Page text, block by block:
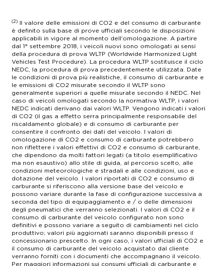
(2) Il valore delle emissioni di CO2 e del consumo di carburante
è definito sulla base di prove ufficiali secondo le disposizioni
applicabili in vigore al momento dell'omologazione. A partire
dal 1° settembre 2018, i veicoli nuovi sono omologati ai sensi
della procedura di prova WLTP (Worldwide Harmonized Light
Vehicles Test Procedure). La procedura WLTP sostituisce il ciclo
NEDC, la procedura di prova precedentemente utilizzata. Date
le condizioni di prova più realistiche, il consumo di carburante e
le emissioni di CO2 misurate secondo il WLTP sono
generalmente superiori a quelle misurate secondo il NEDC. Nel
caso di veicoli omologati secondo la normativa WLTP, i valori
NEDC indicati derivano dai valori WLTP. Vengono indicati i valori
di CO2 (il gas a effetto serra principalmente responsabile del
riscaldamento globale) e di consumo di carburante per
consentire il confronto dei dati del veicolo. I valori di
omologazione di CO2 e consumo di carburante potrebbero
non riflettere i valori effettivi di CO2 e consumo di carburante,
che dipendono da molti fattori legati (a titolo esemplificativo
ma non esaustivo) allo stile di guida, al percorso scelto, alle
condizioni meteorologiche e stradali e alle condizioni, uso e
dotazione del veicolo. I valori riportati di CO2 e consumo di
carburante si riferiscono alla versione base del veicolo e
possono variare durante la fase di configurazione successiva a
seconda del tipo di equipaggiamento e / o delle dimensioni
degli pneumatici che verranno selezionati. I valori di CO2 e il
consumo di carburante del veicolo configurato non sono
definitivi e possono variare a seguito di cambiamenti nel ciclo
produttivo; valori più aggiornati saranno disponibili presso il
concessionario prescelto. In ogni caso, i valori ufficiali di CO2 e
il consumo di carburante del veicolo acquistato dal cliente
verranno forniti con i documenti che accompagnano il veicolo.
Per maggiori informazioni sui consumi ufficiali di carburante e